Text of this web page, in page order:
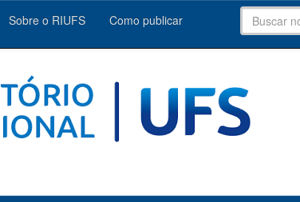
Sobre o RIUFS Como publicar